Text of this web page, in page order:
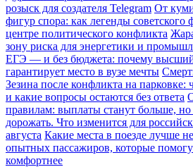
розыск для создателя Telegram От
фигур спора: как легенды советского
центре политического конфликта
зону риска для энергетики и
ЕГЭ — и без бюджета: почему высший
гарантирует место в вузе мечты
Зезина после конфликта на парковке:
и какие вопросы остаются без ответа
правилам: выплаты станут больше, но
дорожать. Что изменится для
августа Какие места в поезде лучше
опытных пассажиров, которые
комфортнее